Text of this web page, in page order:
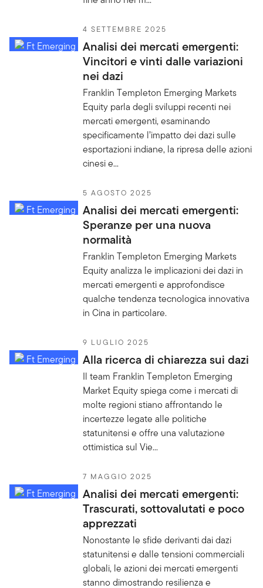
4 SETTEMBRE 2025
Analisi dei mercati emergenti:
Vincitori e vinti dalle variazioni
nei dazi
Franklin Templeton Emerging Markets
Equity parla degli sviluppi recenti nei
mercati emergenti, esaminando
specificamente l’impatto dei dazi sulle
esportazioni indiane, la ripresa delle azioni
cinesi e...
5 AGOSTO 2025
Analisi dei mercati emergenti:
Speranze per una nuova
normalità
Franklin Templeton Emerging Markets
Equity analizza le implicazioni dei dazi in
mercati emergenti e approfondisce
qualche tendenza tecnologica innovativa
in Cina in particolare.
9 LUGLIO 2025
Alla ricerca di chiarezza sui dazi
Il team Franklin Templeton Emerging
Market Equity spiega come i mercati di
molte regioni stiano affrontando le
incertezze legate alle politiche
statunitensi e offre una valutazione
ottimistica sul Vie...
7 MAGGIO 2025
Analisi dei mercati emergenti:
Trascurati, sottovalutati e poco
apprezzati
Nonostante le sfide derivanti dai dazi
statunitensi e dalle tensioni commerciali
globali, le azioni dei mercati emergenti
stanno dimostrando resilienza e